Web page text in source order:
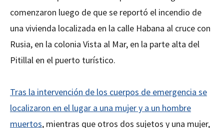
comenzaron luego de que se reportó el incendio de
una vivienda localizada en la calle Habana al cruce con
Rusia, en la colonia Vista al Mar, en la parte alta del
Pitillal en el puerto turístico.
Tras la intervención de los cuerpos de emergencia se
localizaron en el lugar a una mujer y a un hombre
muertos, mientras que otros dos sujetos y una mujer,